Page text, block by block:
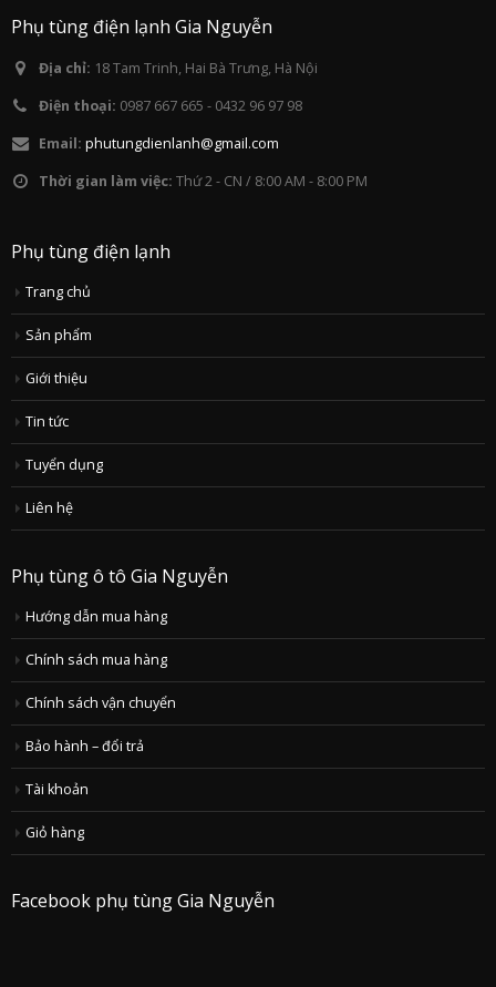
Phụ tùng điện lạnh Gia Nguyễn
Địa chỉ: 18 Tam Trinh, Hai Bà Trưng, Hà Nội
Điện thoại: 0987 667 665 - 0432 96 97 98
Email: phutungdienlanh@gmail.com
Thời gian làm việc: Thứ 2 - CN / 8:00 AM - 8:00 PM
Phụ tùng điện lạnh
Trang chủ
Sản phẩm
Giới thiệu
Tin tức
Tuyển dụng
Liên hệ
Phụ tùng ô tô Gia Nguyễn
Hướng dẫn mua hàng
Chính sách mua hàng
Chính sách vận chuyển
Bảo hành – đổi trả
Tài khoản
Giỏ hàng
Facebook phụ tùng Gia Nguyễn